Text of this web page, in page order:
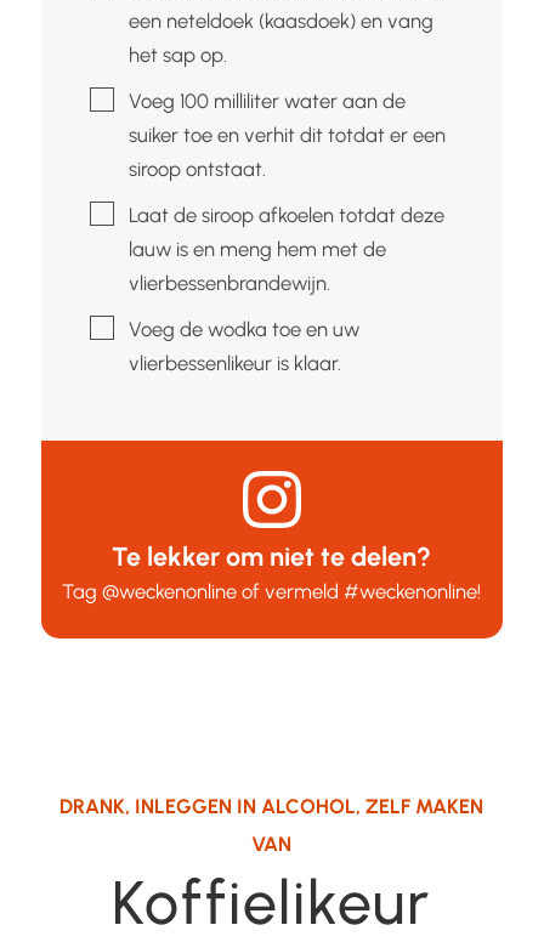
een neteldoek (kaasdoek) en vang
het sap op.
▢Voeg 100 milliliter water aan de
suiker toe en verhit dit totdat er een
siroop ontstaat.
▢Laat de siroop afkoelen totdat deze
lauw is en meng hem met de
vlierbessenbrandewijn.
▢Voeg de wodka toe en uw
vlierbessenlikeur is klaar.
Te lekker om niet te delen?
Tag@weckenonline of vermeld#weckenonline!
DRANK, INLEGGEN IN ALCOHOL,ZELF MAKEN
VAN
Koffielikeur